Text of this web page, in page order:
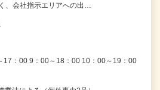
、会社指示エリアへの出…
17：00 9：00～18：00 10：00～19：00